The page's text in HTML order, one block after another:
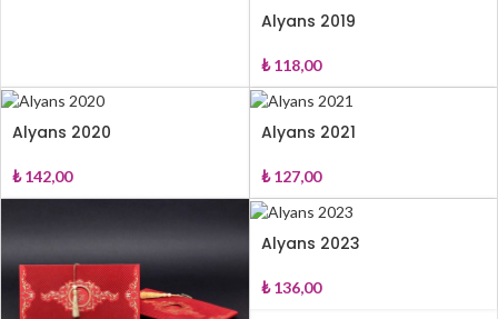
Alyans 2019
₺118,00
Alyans 2020
₺142,00
Alyans 2021
₺127,00
Alyans 2023
₺136,00